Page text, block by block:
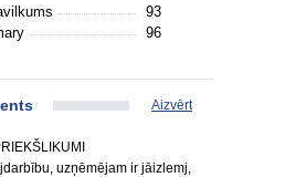
93
96
Aizvērt
uzņēmējam ir jāizlemj,